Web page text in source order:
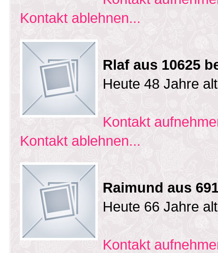
Kontakt ablehnen...
Rlaf aus 10625
Heute 48 Jahre
Kontakt
Kontakt ablehnen...
Raimund aus
Heute 66 Jahre
Kontakt